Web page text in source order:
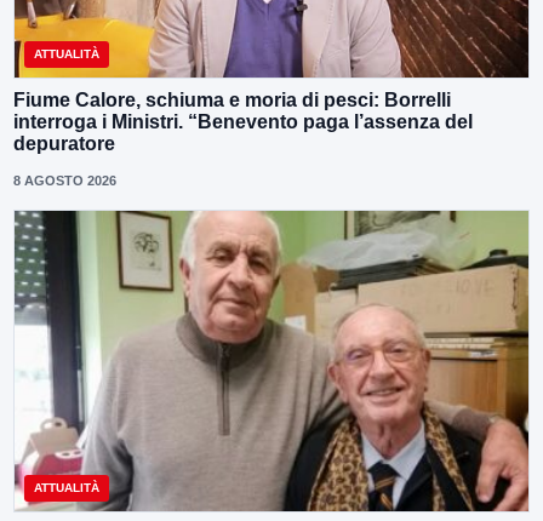
ATTUALITÀ
Fiume Calore, schiuma e moria di pesci: Borrelli
interroga i Ministri. “Benevento paga l’assenza del
depuratore
8 AGOSTO 2026
ATTUALITÀ